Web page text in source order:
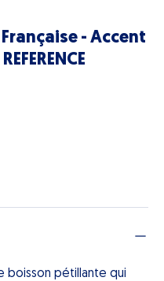
- Accent
boisson pétillante qui